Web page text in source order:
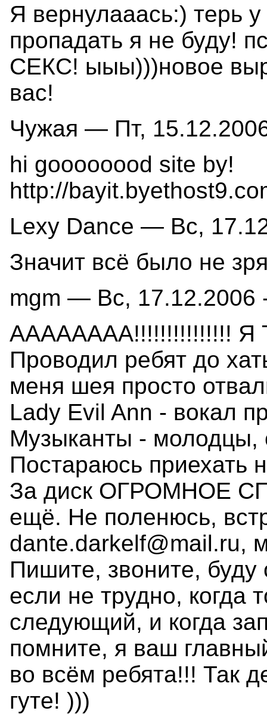
Я вернулааась:) терь
пропадать я не буду!
СЕКС! ыыы)))новое
вас!
Чужая — Пт,
hi goooooood site by!
http://
Lexy Dance — Вс,
Значит всё было не
mgm — Вс, 17.12.2006
АААААААА!!!!!!!!!!!!!!!
Проводил ребят до
меня шея просто
Lady Evil Ann - вокал
Музыканты -
Постараюсь приехать
За диск ОГРОМНОЕ
ещё. Не поленюсь,
dante.darkelf@mail.ru,
Пишите, звоните,
если не трудно, когда
следующий, и когда
помните, я ваш
во всём ребята!!! Так
гуте! )))